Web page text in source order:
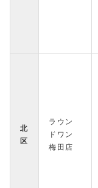
北
区
ラウン
ドワン
梅田店